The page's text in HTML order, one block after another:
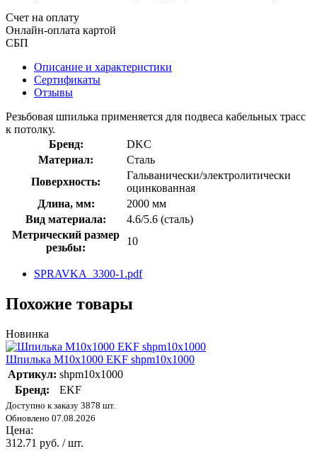
Счет на оплату
Онлайн-оплата картой
СБП
Описание и характеристики
Сертификаты
Отзывы
Резьбовая шпилька применяется для подвеса кабельных трасс
к потолку.
Бренд:
DKC
Материал:
Сталь
Поверхность:
Гальванически/электролитически
оцинкованная
Длина, мм:
2000 мм
Вид материала:
4.6/5.6 (сталь)
Метрический размер
резьбы:
10
SPRAVKA_3300-1.pdf
Похожие товары
Новинка
Шпилька М10х1000 EKF shpm10х1000
Артикул: shpm10x1000
Бренд:
EKF
Доступно к заказу 3878 шт.
Обновлено 07.08.2026
Цена:
312.71 руб. / шт.